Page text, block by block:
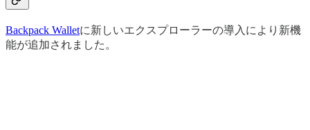
Backpack Walletに新しいエクスプローラーの導入により新機
能が追加されました。